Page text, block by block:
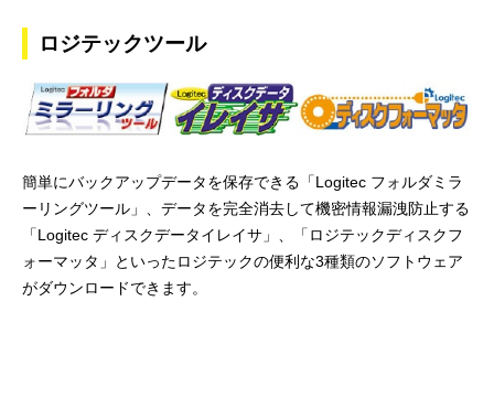
ロジテックツール
簡単にバックアップデータを保存できる「Logitec フォルダミラ
ーリングツール」、データを完全消去して機密情報漏洩防止する
「Logitec ディスクデータイレイサ」、「ロジテックディスクフ
ォーマッタ」といったロジテックの便利な3種類のソフトウェア
がダウンロードできます。